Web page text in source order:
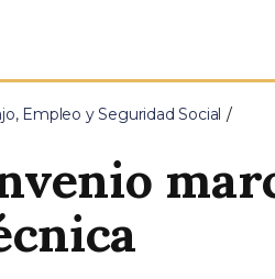
Empleo y Seguridad Social